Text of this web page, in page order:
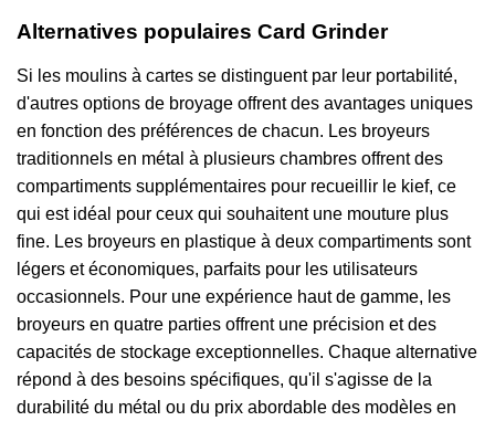
Alternatives populaires Card Grinder
Si les moulins à cartes se distinguent par leur portabilité,
d'autres options de broyage offrent des avantages uniques
en fonction des préférences de chacun. Les broyeurs
traditionnels en métal à plusieurs chambres offrent des
compartiments supplémentaires pour recueillir le kief, ce
qui est idéal pour ceux qui souhaitent une mouture plus
fine. Les broyeurs en plastique à deux compartiments sont
légers et économiques, parfaits pour les utilisateurs
occasionnels. Pour une expérience haut de gamme, les
broyeurs en quatre parties offrent une précision et des
capacités de stockage exceptionnelles. Chaque alternative
répond à des besoins spécifiques, qu'il s'agisse de la
durabilité du métal ou du prix abordable des modèles en